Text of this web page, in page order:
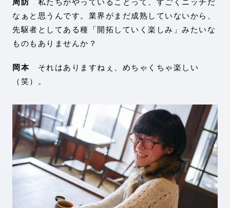
周防 私たちがやっていることって、すごくニッチだ
なぁと思うんです。業界がまだ成熟していないから、
先駆者としてある種「開拓していく楽しみ」みたいな
ものもありませんか？
岡本 それはありますねぇ、めちゃくちゃ楽しい
（笑）。